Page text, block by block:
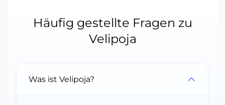
Häufig gestellte Fragen zu
Velipoja
Was ist Velipoja?